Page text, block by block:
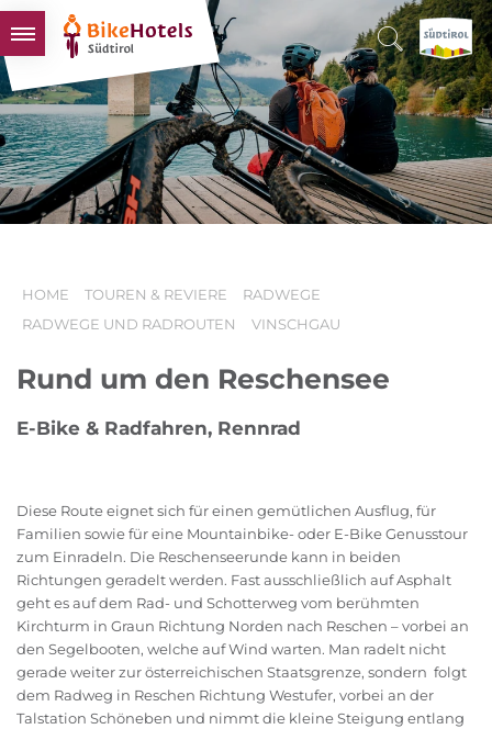
BIKEHOTELS
HOTELS & PAKETE
TOUREN & REVIERE
SÜDTIROL & WIR
HOME TOUREN & REVIERE
RADWEGE
RADWEGE UND RADROUTEN
VINSCHGAU
Rund um den Reschensee
E-Bike & Radfahren, Rennrad
Diese Route eignet sich für einen gemütlichen Ausflug, für
Familien sowie für eine Mountainbike- oder E-Bike Genusstour
zum Einradeln. Die Reschenseerunde kann in beiden
Richtungen geradelt werden. Fast ausschließlich auf Asphalt
geht es auf dem Rad- und Schotterweg vom berühmten
Kirchturm in Graun Richtung Norden nach Reschen – vorbei an
den Segelbooten, welche auf Wind warten. Man radelt nicht
gerade weiter zur österreichischen Staatsgrenze, sondern folgt
dem Radweg in Reschen Richtung Westufer, vorbei an der
Talstation Schöneben und nimmt die kleine Steigung entlang